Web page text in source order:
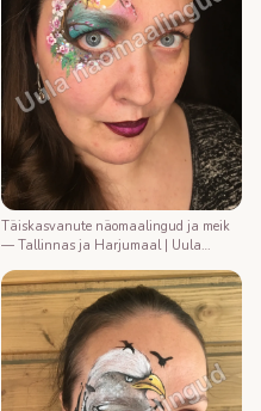
Täiskasvanute näomaalingud ja meik
— Tallinnas ja Harjumaal | Uula